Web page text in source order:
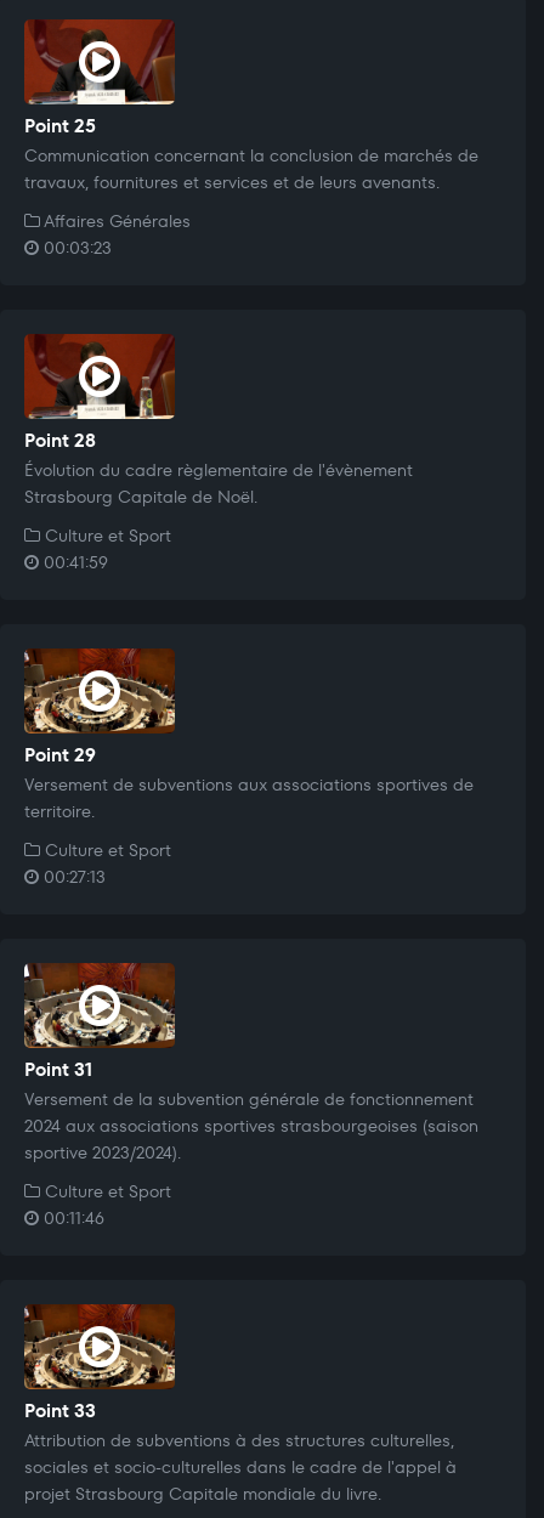
Point 25
Communication concernant la conclusion de marchés de
travaux, fournitures et services et de leurs avenants.
Affaires Générales
00:03:23
Point 28
Évolution du cadre règlementaire de l'évènement
Strasbourg Capitale de Noël.
Culture et Sport
00:41:59
Point 29
Versement de subventions aux associations sportives de
territoire.
Culture et Sport
00:27:13
Point 31
Versement de la subvention générale de fonctionnement
2024 aux associations sportives strasbourgeoises (saison
sportive 2023/2024).
Culture et Sport
00:11:46
Point 33
Attribution de subventions à des structures culturelles,
sociales et socio-culturelles dans le cadre de l'appel à
projet Strasbourg Capitale mondiale du livre.